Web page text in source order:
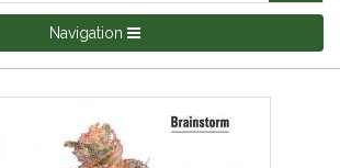
Navigation